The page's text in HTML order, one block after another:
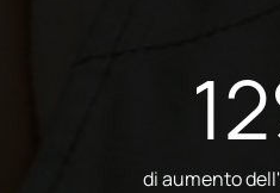
12
di aumento